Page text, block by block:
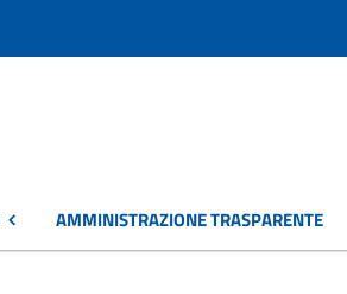
AMMINISTRAZIONE TRASPARENTE